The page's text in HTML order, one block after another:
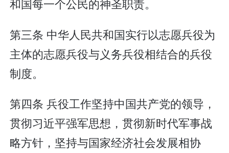
和国每一个公民的神圣职责。
第三条 中华人民共和国实行以志愿兵役为
主体的志愿兵役与义务兵役相结合的兵役
制度。
第四条 兵役工作坚持中国共产党的领导，
贯彻习近平强军思想，贯彻新时代军事战
略方针，坚持与国家经济社会发展相协